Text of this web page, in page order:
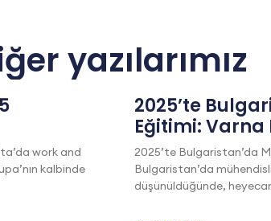
yazılarımız
work and
kalbinde
2025’te
Eğitimi: Varna
2025’te Bulgaristan’da
Bulgaristan’da
düşünüldüğünde,